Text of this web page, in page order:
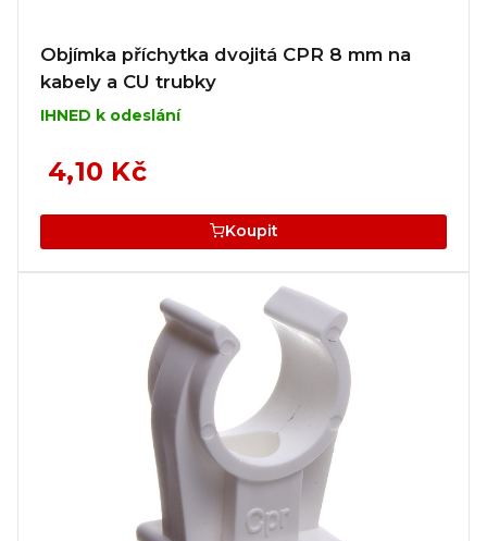
Objímka příchytka dvojitá CPR 8 mm na
kabely a CU trubky
IHNED k odeslání
4,10 Kč
Koupit